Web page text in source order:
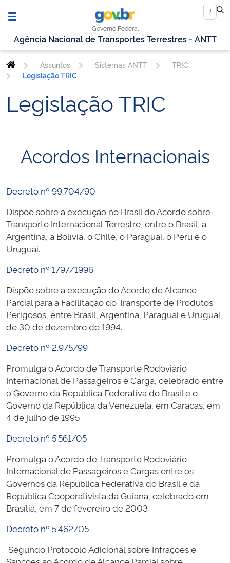
Governo Federal
Agência Nacional de Transportes Terrestres - ANTT
Assuntos Sistemas ANTT
TRIC
Legislação TRIC
Legislação TRIC
Acordos Internacionais
Decreto nº 99.704/90
Dispõe sobre a execução no Brasil do Acordo sobre
Transporte Internacional Terrestre, entre o Brasil, a
Argentina, a Bolívia, o Chile, o Paraguai, o Peru e o
Uruguai.
Decreto nº 1797/1996
Dispõe sobre a execução do Acordo de Alcance
Parcial para a Facilitação do Transporte de Produtos
Perigosos, entre Brasil, Argentina, Paraguai e Uruguai,
de 30 de dezembro de 1994.
Decreto nº 2.975/99
Promulga o Acordo de Transporte Rodoviário
Internacional de Passageiros e Carga, celebrado entre
o Governo da República Federativa do Brasil e o
Governo da República da Venezuela, em Caracas, em
4 de julho de 1995
Decreto nº 5.561/05
Promulga o Acordo de Transporte Rodoviário
Internacional de Passageiros e Cargas entre os
Governos da República Federativa do Brasil e da
República Cooperativista da Guiana, celebrado em
Brasília, em 7 de fevereiro de 2003
Decreto nº 5.462/05
Segundo Protocolo Adicional sobre Infrações e